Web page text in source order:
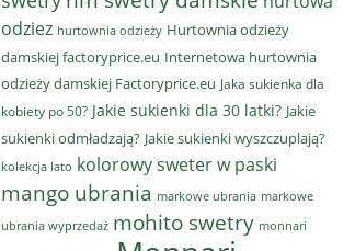
odziez hurtownia odzieży Hurtownia odzieży
damskiej factoryprice.eu Internetowa hurtownia
odzieży damskiej Factoryprice.eu Jaka sukienka dla
kobiety po 50? Jakie sukienki dla 30 latki? Jakie
sukienki odmładzają? Jakie sukienki wyszczuplają?
kolekcja lato kolorowy sweter w paski
mango ubrania markowe ubrania markowe
ubrania wyprzedaż mohito swetry monnari